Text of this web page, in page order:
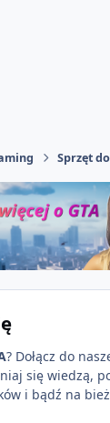
Sprzęt
? Dołącz do
się wiedzą,
i bądź na